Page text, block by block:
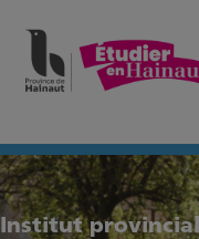
Institut